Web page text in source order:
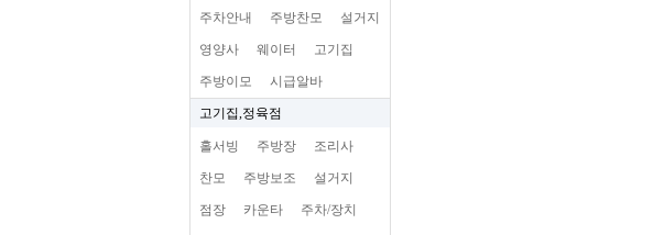
주차안내 주방찬모 설거지
영양사 웨이터 고기집
주방이모 시급알바
고기집,정육점
홀서빙 주방장 조리사
찬모 주방보조 설거지
점장 카운타 주차/장치